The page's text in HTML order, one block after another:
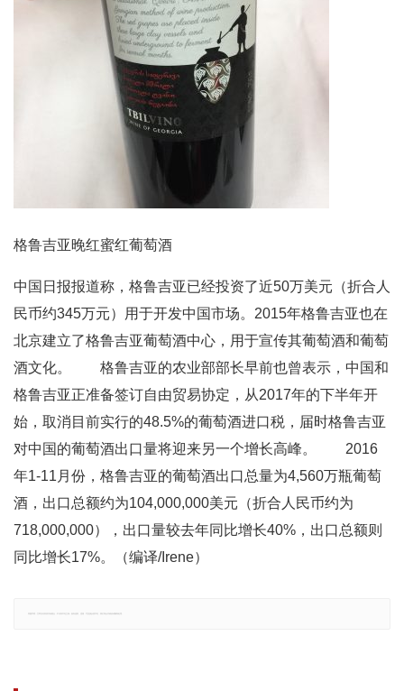
格鲁吉亚晚红蜜红葡萄酒
中国日报报道称，格鲁吉亚已经投资了近50万美元（折合人
民币约345万元）用于开发中国市场。2015年格鲁吉亚也在
北京建立了格鲁吉亚葡萄酒中心，用于宣传其葡萄酒和葡萄
酒文化。 格鲁吉亚的农业部部长早前也曾表示，中国和
格鲁吉亚正准备签订自由贸易协定，从2017年的下半年开
始，取消目前实行的48.5%的葡萄酒进口税，届时格鲁吉亚
对中国的葡萄酒出口量将迎来另一个增长高峰。 2016
年1-11月份，格鲁吉亚的葡萄酒出口总量为4,560万瓶葡萄
酒，出口总额约为104,000,000美元（折合人民币约为
718,000,000），出口量较去年同比增长40%，出口总额则
同比增长17%。（编译/Irene）